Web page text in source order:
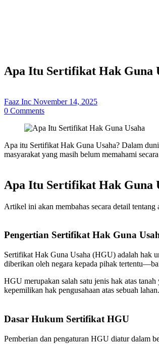
Apa Itu Sertifikat Hak Guna
Faaz Inc November 14, 2025
0 Comments
Apa itu Sertifikat Hak Guna Usaha? Dalam
masyarakat yang masih belum memahami
Apa Itu Sertifikat Hak Guna
Artikel ini akan membahas secara detail
Pengertian Sertifikat Hak Guna
Sertifikat Hak Guna Usaha (HGU) adalah hak
diberikan oleh negara kepada pihak
HGU merupakan salah satu jenis hak atas
kepemilikan hak pengusahaan atas sebuah lahan.
Dasar Hukum Sertifikat HGU
Pemberian dan pengaturan HGU diatur dalam